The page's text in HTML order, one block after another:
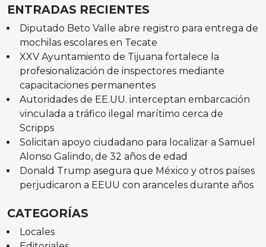
ENTRADAS RECIENTES
Diputado Beto Valle abre registro para entrega de
mochilas escolares en Tecate
XXV Ayuntamiento de Tijuana fortalece la
profesionalización de inspectores mediante
capacitaciones permanentes
Autoridades de EE.UU. interceptan embarcación
vinculada a tráfico ilegal marítimo cerca de
Scripps
Solicitan apoyo ciudadano para localizar a Samuel
Alonso Galindo, de 32 años de edad
Donald Trump asegura que México y otros países
perjudicaron a EEUU con aranceles durante años
CATEGORÍAS
Locales